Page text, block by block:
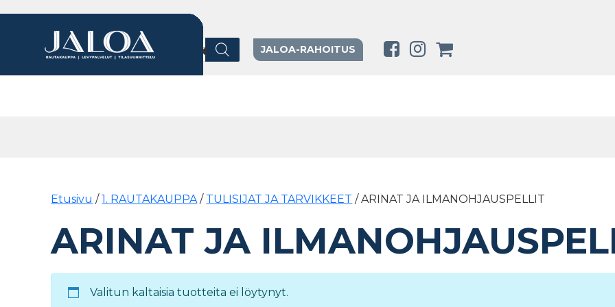
Products search
JALOA-RAHOITUS
Etusivu /1. RAUTAKAUPPA / TULISIJAT JA TARVIKKEET / ARINAT JA ILMANOHJAUSPELLIT
ARINAT JA
Valitun kaltaisia tuotteita ei löytynyt.